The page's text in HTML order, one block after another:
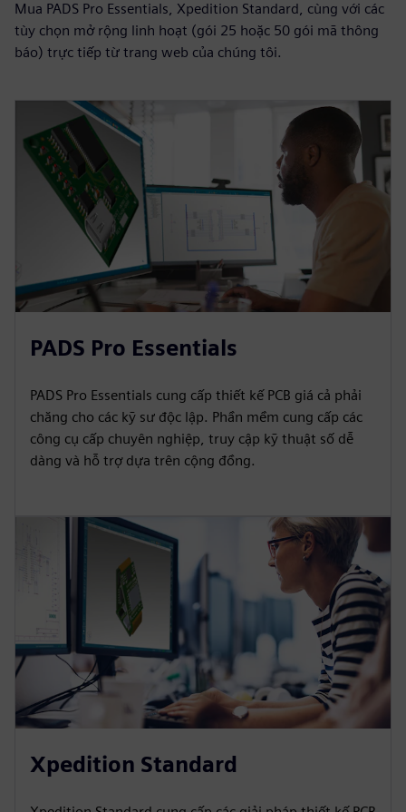
Mua PADS Pro Essentials, Xpedition Standard, cùng với các
tùy chọn mở rộng linh hoạt (gói 25 hoặc 50 gói mã thông
báo) trực tiếp từ trang web của chúng tôi.
PADS Pro Essentials
PADS Pro Essentials cung cấp thiết kế PCB giá cả phải
chăng cho các kỹ sư độc lập. Phần mềm cung cấp các
công cụ cấp chuyên nghiệp, truy cập kỹ thuật số dễ
dàng và hỗ trợ dựa trên cộng đồng.
Xpedition Standard